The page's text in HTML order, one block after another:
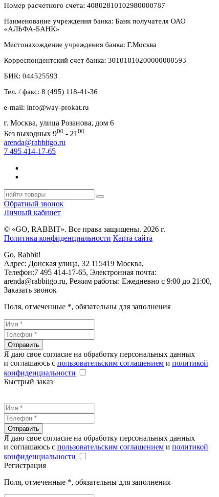
Номер расчетного счета: 40802810102980000787
Наименование учреждения банка: Банк получателя ОАО
«АЛЬФА-БАНК»
Местонахождение учреждения банка: Г.Москва
Корреспондентский счет банка: 30101810200000000593
БИК: 044525593
Тел. / факс: 8 (495) 118-41-36
e-mail: info@way-prokat.ru
г. Москва, улица Розанова, дом 6
Без выходных 900 - 21 00
arenda@rabbitgo.ru
7 495 414-17-65
Обратный звонок
Личный кабинет
© «GO, RAВBIT». Все права защищены. 2026 г.
Политика конфиденциальности Карта сайта
Go, Rabbit!
Адрес: Донская улица, 32 115419 Москва,
Телефон:7 495 414-17-65, Электронная почта:
arenda@rabbitgo.ru, Режим работы: Ежедневно с 9:00 до 21:00,
Заказать звонок
Поля, отмеченные *, обязательны для заполнения
Отправить
Я даю свое согласие на обработку персональных данных
и соглашаюсь с пользовательским соглашением и политикой
конфиденциальности
Быстрый заказ
Отправить
Я даю свое согласие на обработку персональных данных
и соглашаюсь с пользовательским соглашением и политикой
конфиденциальности
Регистрация
Поля, отмеченные *, обязательны для заполнения